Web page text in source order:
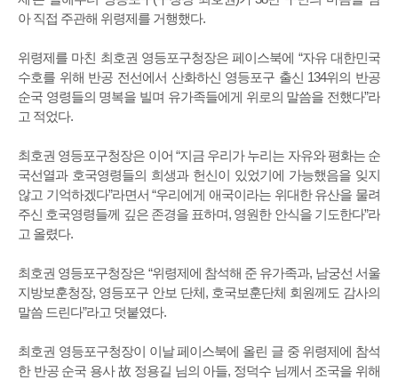
아 직접 주관해 위령제를 거행했다.
위령제를 마친 최호권 영등포구청장은 페이스북에 “자유 대한민국
수호를 위해 반공 전선에서 산화하신 영등포구 출신 134위의 반공
순국 영령들의 명복을 빌며 유가족들에게 위로의 말씀을 전했다”라
고 적었다.
최호권 영등포구청장은 이어 “지금 우리가 누리는 자유와 평화는 순
국선열과 호국영령들의 희생과 헌신이 있었기에 가능했음을 잊지
않고 기억하겠다”라면서 “우리에게 애국이라는 위대한 유산을 물려
주신 호국영령들께 깊은 존경을 표하며, 영원한 안식을 기도한다”라
고 올렸다.
최호권 영등포구청장은 “위령제에 참석해 준 유가족과, 남궁선 서울
지방보훈청장, 영등포구 안보 단체, 호국보훈단체 회원께도 감사의
말씀 드린다”라고 덧붙였다.
최호권 영등포구청장이 이날 페이스북에 올린 글 중 위령제에 참석
한 반공 순국 용사 故 정용길 님의 아들, 정덕수 님께서 조국을 위해